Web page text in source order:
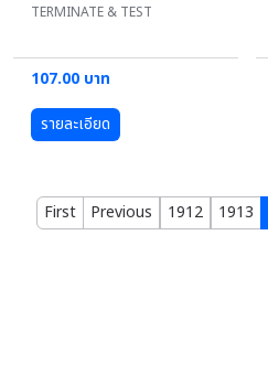
TERMINATE & TEST
107.00 บาท
รายละเอียด
First Previous 1912 1913